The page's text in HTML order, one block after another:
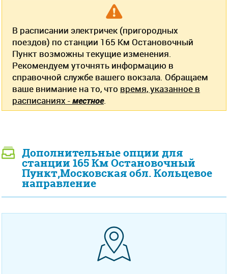
В расписании электричек (пригородных
поездов) по станции 165 Км Остановочный
Пункт возможны текущие изменения.
Рекомендуем уточнять информацию в
справочной службе вашего вокзала. Обращаем
ваше внимание на то, что время, указанное в
расписаниях -местное.
Дополнительные опции для
станции 165 Км Остановочный
Пункт,Московская обл. Кольцевое
направление